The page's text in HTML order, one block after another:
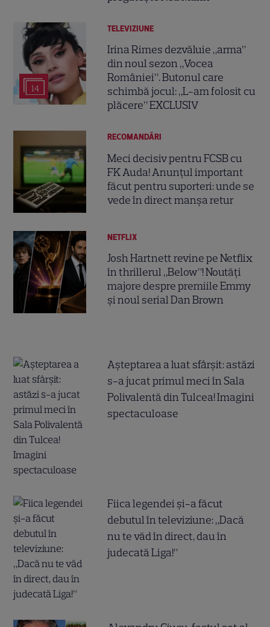
14
TELEVIZIUNE
Irina Rimes dezvăluie „arma”
din noul sezon „Vocea
României”. Butonul care
schimbă jocul: „L-am folosit cu
plăcere” EXCLUSIV
RECOMANDĂRI
Meci decisiv pentru FCSB cu
FK Auda! Anunțul important
făcut pentru suporteri: unde se
vede în direct manșa retur
NETFLIX
Josh Hartnett revine pe Netflix
în thrillerul „Below”! Noutăți
majore despre premiile Emmy
și noul serial Dan Brown
Așteptarea a luat sfârșit: astăzi
s-a jucat primul meci în Sala
Polivalentă din Tulcea! Imagini
spectaculoase
Fiica legendei și-a făcut
debutul în televiziune: „Dacă
nu te văd în direct, dau în
judecată Liga!”